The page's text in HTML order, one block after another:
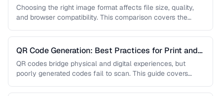
AVIF
Choosing the right image format affects file size, quality,
and browser compatibility. This comparison covers the
QR Code Generation: Best Practices for Print and
Digital
QR codes bridge physical and digital experiences, but
poorly generated codes fail to scan. This guide covers